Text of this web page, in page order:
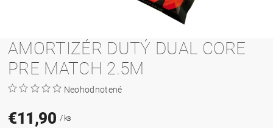
AMORTIZÉR DUTÝ DUAL CORE
PRE MATCH 2.5M
Neohodnotené
€11,90 / ks